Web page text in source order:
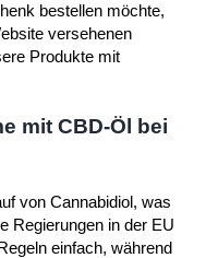
bestellen möchte,
versehenen
Produkte mit
mit CBD-Öl bei
von Cannabidiol, was
Regierungen in der EU
einfach, während